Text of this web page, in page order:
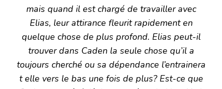
mais quand il est chargé de travailler avec
Elias, leur attirance fleurit rapidement en
quelque chose de plus profond. Elias peut-il
trouver dans Caden la seule chose qu’il a
toujours cherché ou sa dépendance l’entrainera
t elle vers le bas une fois de plus? Est-ce que